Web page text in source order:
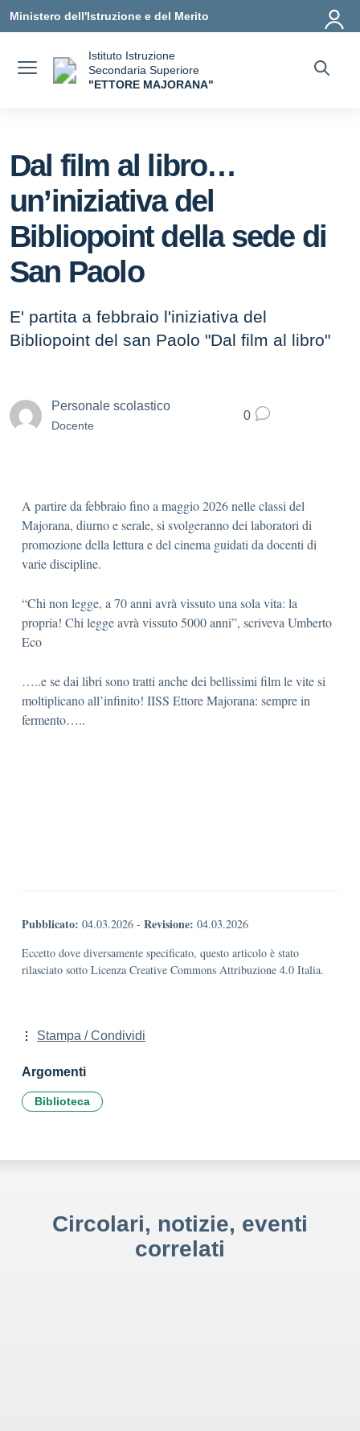
Ministero dell'Istruzione e del Merito
Istituto Istruzione
Secondaria Superiore
"ETTORE MAJORANA"
Dal film al libro…
un’iniziativa del
Bibliopoint della sede di
San Paolo
E' partita a febbraio l'iniziativa del
Bibliopoint del san Paolo "Dal film al libro"
Personale scolastico
Docente
0
A partire da febbraio fino a maggio 2026 nelle classi del
Majorana, diurno e serale, si svolgeranno dei laboratori di
promozione della lettura e del cinema guidati da docenti di
varie discipline.
“Chi non legge, a 70 anni avrà vissuto una sola vita: la
propria! Chi legge avrà vissuto 5000 anni”, scriveva Umberto
Eco
…..e se dai libri sono tratti anche dei bellissimi film le vite si
moltiplicano all’infinito! IISS Ettore Majorana: sempre in
fermento…..
Pubblicato: 04.03.2026 - Revisione: 04.03.2026
Eccetto dove diversamente specificato, questo articolo è stato
rilasciato sotto Licenza Creative Commons Attribuzione 4.0 Italia.
Stampa / Condividi
Argomenti
Biblioteca
Circolari, notizie, eventi
correlati